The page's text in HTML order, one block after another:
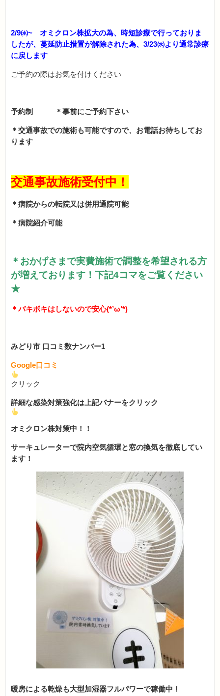
2/9㈬~ オミクロン株拡大の為、 時短診療で行っておりま
したが、蔓延防止措置が解除された為、3/23㈬より通常診療
に戻します
ご予約の際はお気を付けください
予約制 ＊事前にご予約下さい
＊交通事故での施術も可能ですので、お電話お待ちしてお
ります
交通事故施術受付中！
＊病院からの転院又は併用通院可能
＊病院紹介可能
＊おかげさまで実費施術で調整を希望される方
が増えております！下記4コマをご覧ください
★
＊バキボキはしないので安心(*’ω’*)
みどり市 口コミ数ナンバー1
Google口コミ
クリック
詳細な感染対策強化は上記バナーをクリック
オミクロン株対策中！！
サーキュレーターで院内空気循環と窓の換気を徹底してい
ます！
暖房による乾燥も大型加湿器フルパワーで稼働中！